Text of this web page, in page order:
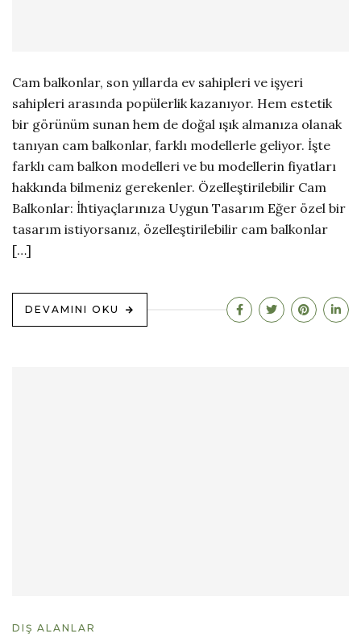
Cam balkonlar, son yıllarda ev sahipleri ve işyeri
sahipleri arasında popülerlik kazanıyor. Hem estetik
bir görünüm sunan hem de doğal ışık almanıza olanak
tanıyan cam balkonlar, farklı modellerle geliyor. İşte
farklı cam balkon modelleri ve bu modellerin fiyatları
hakkında bilmeniz gerekenler. Özelleştirilebilir Cam
Balkonlar: İhtiyaçlarınıza Uygun Tasarım Eğer özel bir
tasarım istiyorsanız, özelleştirilebilir cam balkonlar
[…]
DEVAMINI OKU
DIŞ ALANLAR